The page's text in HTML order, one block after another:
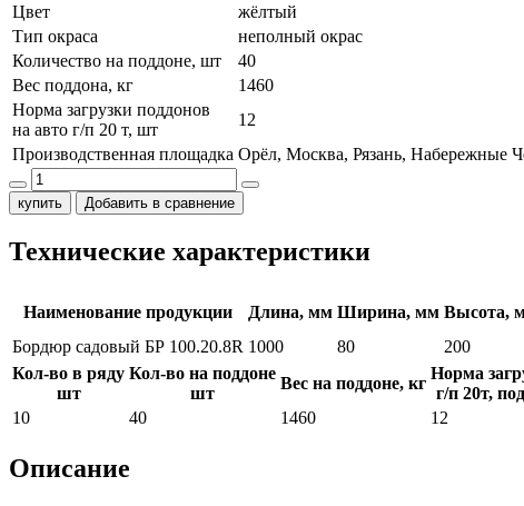
Цвет
жёлтый
Тип окраса
неполный окрас
Количество на поддоне, шт
40
Вес поддона, кг
1460
Норма загрузки поддонов
на авто г/п 20 т, шт
12
Производственная площадка Орёл, Москва, Рязань, Набережные
купить Добавить в сравнение
Технические характеристики
Наименование продукции Длина, мм Ширина, мм Высота,
Бордюр садовый БР 100.20.8R 1000 80 200
Кол-во в ряду
шт
Кол-во на поддоне
шт
Вес на поддоне, кг
Норма
г/п 20т,
10
40 1460 12
Описание